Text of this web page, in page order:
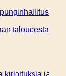
taloudesta
kirjoituksia ja